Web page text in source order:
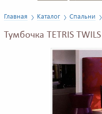
Главная Каталог Спальни
Тумбочка TETRIS